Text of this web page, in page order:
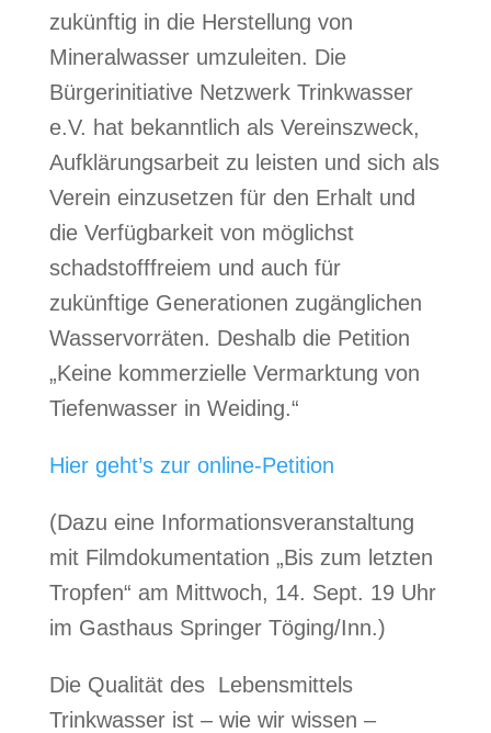
zukünftig in die Herstellung von
Mineralwasser umzuleiten. Die
Bürgerinitiative Netzwerk Trinkwasser
e.V. hat bekanntlich als Vereinszweck,
Aufklärungsarbeit zu leisten und sich als
Verein einzusetzen für den Erhalt und
die Verfügbarkeit von möglichst
schadstofffreiem und auch für
zukünftige Generationen zugänglichen
Wasservorräten. Deshalb die Petition
„Keine kommerzielle Vermarktung von
Tiefenwasser in Weiding.“
Hier geht’s zur online-Petition
(Dazu eine Informationsveranstaltung
mit Filmdokumentation „Bis zum letzten
Tropfen“ am Mittwoch, 14. Sept. 19 Uhr
im Gasthaus Springer Töging/Inn.)
Die Qualität des Lebensmittels
Trinkwasser ist – wie wir wissen –